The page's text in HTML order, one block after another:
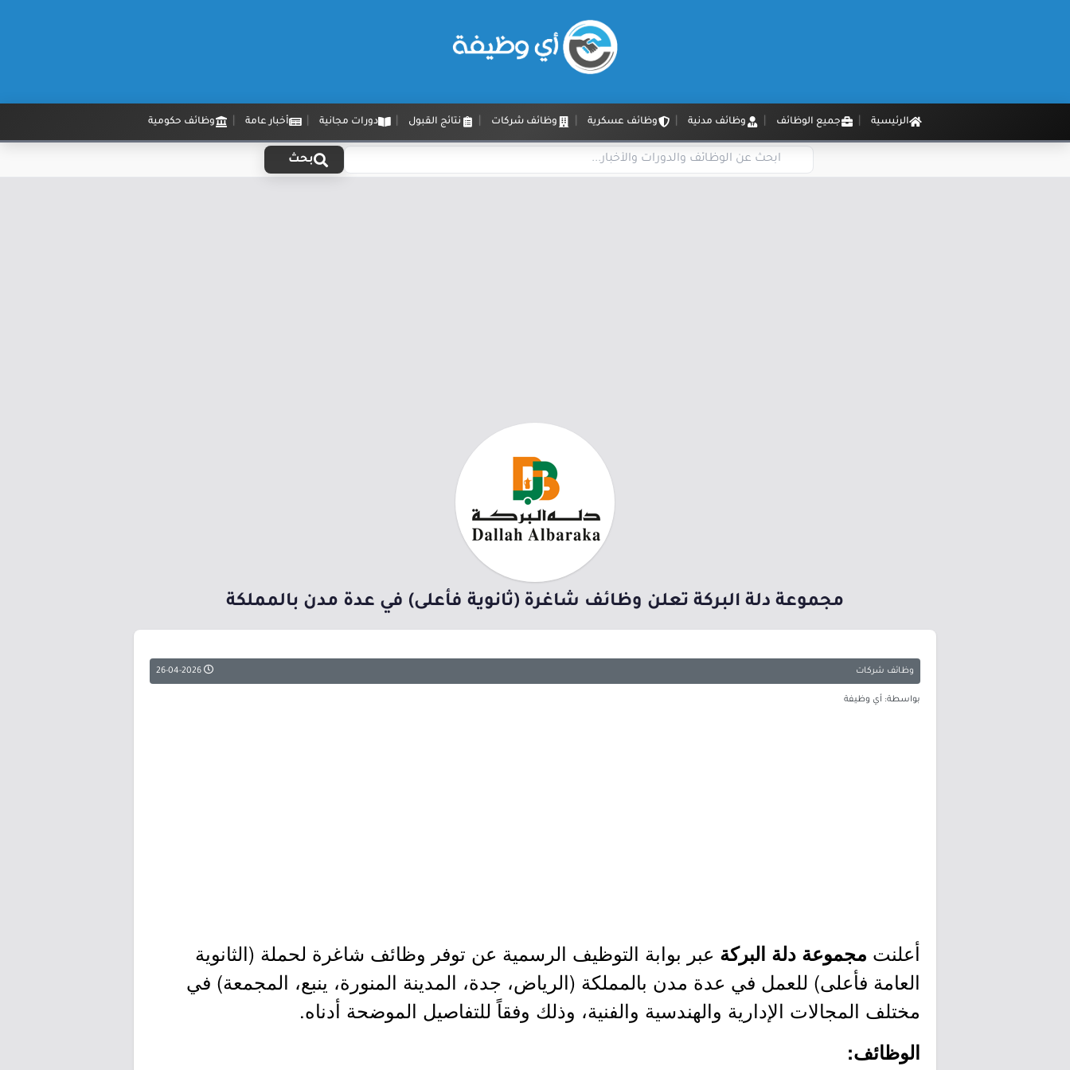
الرئيسية جميع الوظائف وظائف مدنية وظائف عسكرية وظائف شركات نتائج القبول دورات مجانية أخبار عامة وظائف حكومية
بحث
مجموعة دلة البركة تعلن وظائف شاغرة (ثانوية فأعلى) في عدة مدن بالمملكة
وظائف شركات
بواسطة: أي وظيفة
أعلنت مجموعة دلة البركة عبر بوابة التوظيف الرسمية عن توفر وظائف شاغرة لحملة (الثانوية
العامة فأعلى) للعمل في عدة مدن بالمملكة (الرياض، جدة، المدينة المنورة، ينبع، المجمعة) في
مختلف المجالات الإدارية والهندسية والفنية، وذلك وفقاً للتفاصيل الموضحة أدناه.
الوظائف: